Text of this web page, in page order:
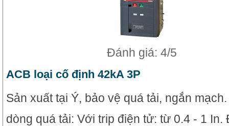
Đánh giá: 4/5
ACB loại cố định 42kA 3P
Sản xuất tại Ý, bảo vệ quá tải, ngắn
dòng quá tải: Với trip điện tử: từ 0.4 - 1